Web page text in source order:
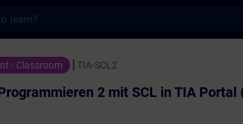
2 mit SCL in TIA Portal
- Classroom TIA-SCL2
2 mit SCL in TIA Portal